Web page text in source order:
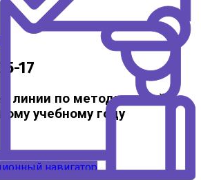
17
линии по методической
учебному году
навигатор